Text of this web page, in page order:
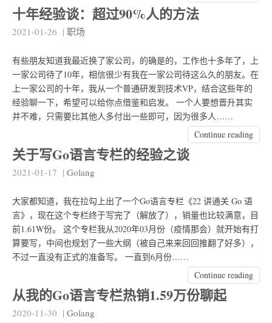
十年经验谈：超过90%人的方法
2021-01-26 | 职场
有些朋友知道我最近换了家公司，的确是的，工作也十多年了，上
一家公司待了10年，相信很少有我在一家公司待这么久的朋友。在
上一家公司的十年，我从一个普通研发到技术VP，结合这些年的
经验聊一下，希望可以给你点借鉴和启发。 一个人要想晋升其实
并不难，只需要比其他人多付出一些即可，因为很多人……
Continue reading
关于写Go语言专栏的经验之谈
2021-01-17 | Golang
大家都知道，我在拉勾上出了一个Go语言专栏《22 讲通关 Go 语
言》，现在这个专栏终于写完了（解放了），销量也比较满意，目
前1.61W份。 这个专栏我从2020年03月份（疫情那会）就开始有打
算要写，中间也规划了一些大纲（被自己来来回回推翻了好多），
不过一直没有正式的准备写。 一直到6月份……
Continue reading
从我的Go语言专栏热销1.59万份聊起
2020-11-30 | Golang